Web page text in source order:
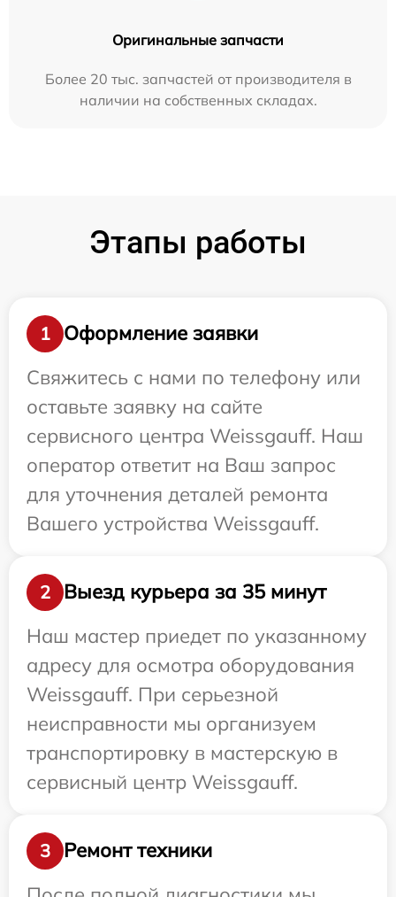
Оригинальные запчасти
Более 20 тыс. запчастей от производителя в
наличии на собственных складах.
Этапы работы
1
Оформление заявки
Свяжитесь с нами по телефону или
оставьте заявку на сайте
сервисного центра Weissgauff. Наш
оператор ответит на Ваш запрос
для уточнения деталей ремонта
Вашего устройства Weissgauff.
2
Выезд курьера за 35 минут
Наш мастер приедет по указанному
адресу для осмотра оборудования
Weissgauff. При серьезной
неисправности мы организуем
транспортировку в мастерскую в
сервисный центр Weissgauff.
3
Ремонт техники